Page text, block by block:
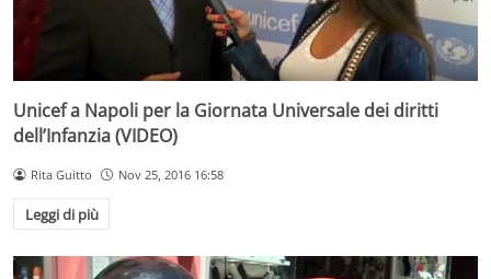
Unicef a Napoli per la Giornata Universale dei diritti
dell’Infanzia (VIDEO)
Rita Guitto Nov 25, 2016 16:58
Leggi di più